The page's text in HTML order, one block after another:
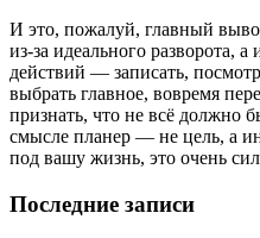
И это, пожалуй, главный
из-за идеального разворота,
действий — записать,
выбрать главное, вовремя
признать, что не всё должно
смысле планер — не цель, а
под вашу жизнь, это очень
Последние записи